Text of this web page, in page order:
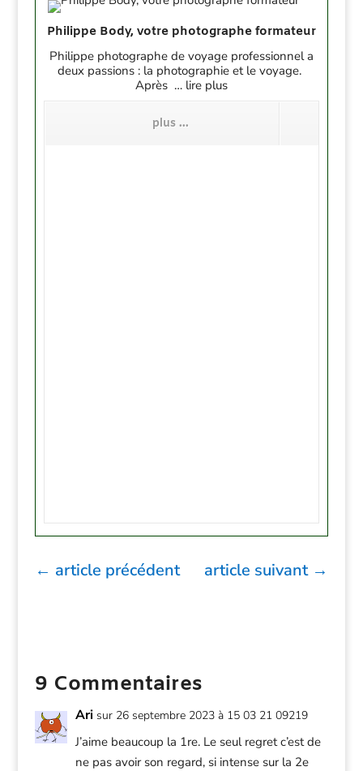
Philippe Body, votre photographe formateur
Philippe photographe de voyage professionnel a
deux passions : la photographie et le voyage.
Après … lire plus
plus ...
← article précédent article suivant→
9 Commentaires
Ari sur 26 septembre 2023 à 15 03 21 09219
J’aime beaucoup la 1re. Le seul regret c’est de
ne pas avoir son regard, si intense sur la 2e